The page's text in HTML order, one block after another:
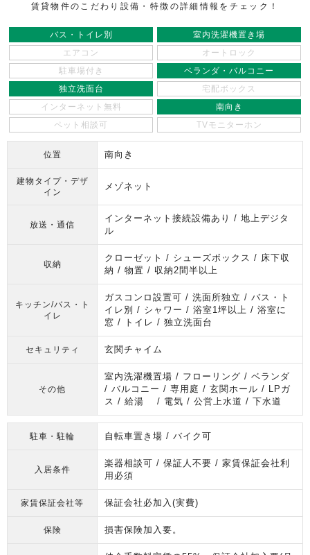
賃貸物件のこだわり設備・特徴の詳細情報をチェック！
バス・トイレ別
室内洗濯機置き場
エアコン
オートロック
駐車場付き
ベランダ・バルコニー
独立洗面台
宅配ボックス
インターネット無料
南向き
ペット相談可
TVモニターホン
位置 南向き
建物タイプ・デザ
イン
メゾネット
放送・通信
インターネット接続設備あり / 地上デジタ
ル
収納
クローゼット / シューズボックス / 床下収
納 / 物置 / 収納2間半以上
キッチン/バス・ト
イレ
ガスコンロ設置可 / 洗面所独立 / バス・ト
イレ別 / シャワー / 浴室1坪以上 / 浴室に
窓 / トイレ / 独立洗面台
セキュリティ 玄関チャイム
その他
室内洗濯機置場 / フローリング / ベランダ
/ バルコニー / 専用庭 / 玄関ホール / LPガ
ス / 給湯 / 電気 / 公営上水道 / 下水道
駐車・駐輪 自転車置き場 / バイク可
入居条件
楽器相談可 / 保証人不要 / 家賃保証会社利
用必須
家賃保証会社等 保証会社必加入(実費)
保険 損害保険加入要。